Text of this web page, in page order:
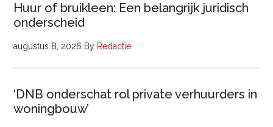
Huur of bruikleen: Een belangrijk juridisch
onderscheid
augustus 8, 2026 By Redactie
‘DNB onderschat rol private verhuurders in
woningbouw’